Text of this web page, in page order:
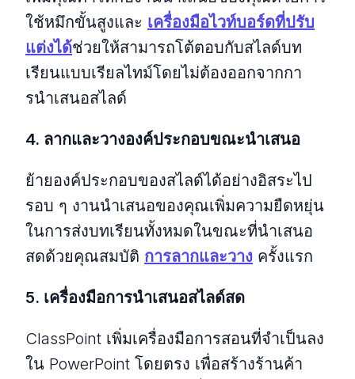
ใช้หมึกขั้นสูงและ เครื่องมือไวท์บอร์ดที่ปรับ
แต่งได้ช่วยให้สามารถโต้ตอบกับสไลด์บท
เรียนแบบเรียลไทม์โดยไม่ต้องออกจากกา
รนําเสนอสไลด์
4. ลากและวางองค์ประกอบขณะนําเสนอ
ย้ายองค์ประกอบของสไลด์ได้อย่างอิสระไป
รอบ ๆ งานนําเสนอของคุณเพิ่มความยืดหยุ่น
ในการส่งบทเรียนทั้งหมดในขณะที่นําเสนอ
สดด้วยคุณสมบัติ การลากและวาง ครั้งแรก
5. เครื่องมือการนําเสนอสไลด์สด
ClassPoint เพิ่มเครื่องมือการสอนที่จําเป็นลง
ใน PowerPoint โดยตรง เพื่อสร้างร้านค้า